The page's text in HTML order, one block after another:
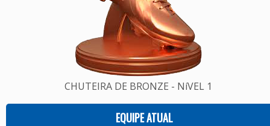
CHUTEIRA DE BRONZE - NíVEL 1
EQUIPE ATUAL